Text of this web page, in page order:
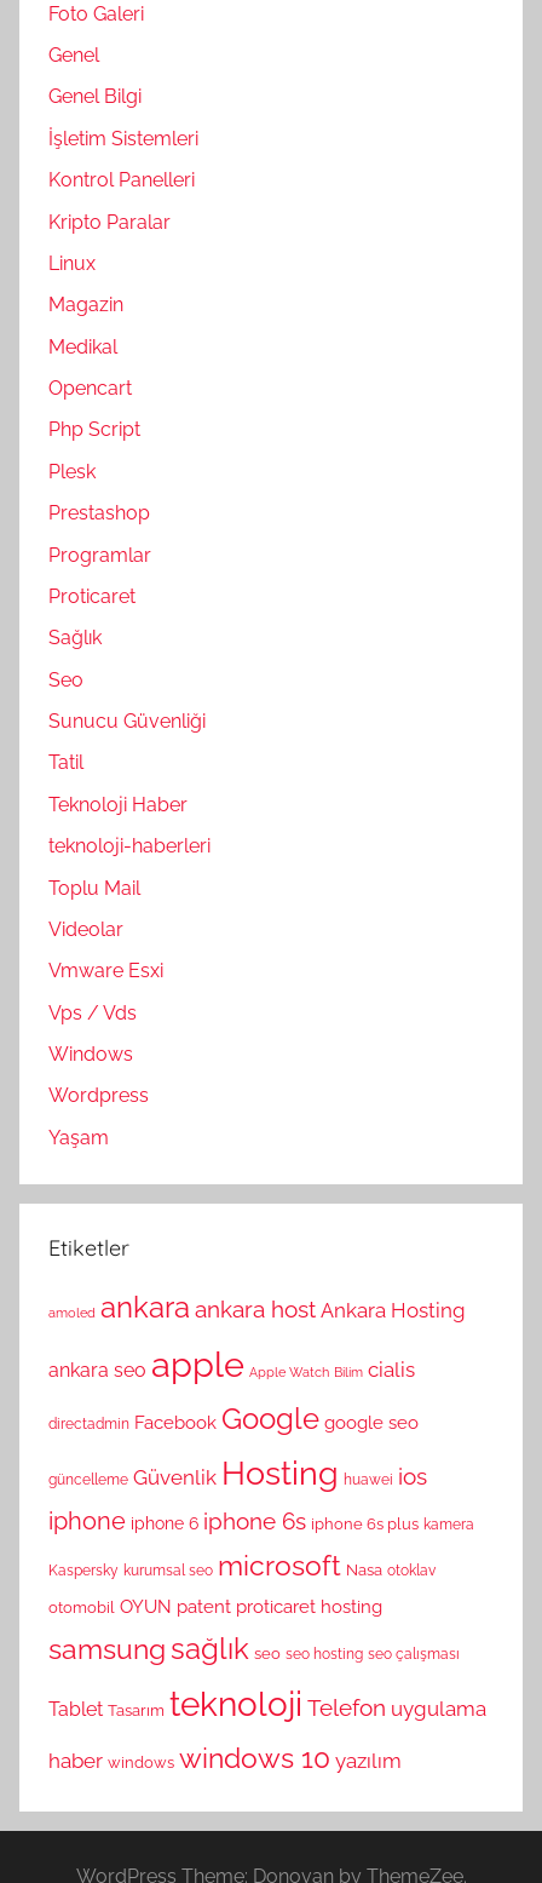
Foto Galeri
Genel
Genel Bilgi
İşletim Sistemleri
Kontrol Panelleri
Kripto Paralar
Linux
Magazin
Medikal
Opencart
Php Script
Plesk
Prestashop
Programlar
Proticaret
Sağlık
Seo
Sunucu Güvenliği
Tatil
Teknoloji Haber
teknoloji-haberleri
Toplu Mail
Videolar
Vmware Esxi
Vps / Vds
Windows
Wordpress
Yaşam
Etiketler
amoled ankara ankara host Ankara Hosting
ankara seo apple Apple Watch Bilim cialis
directadmin Facebook Google google seo
güncelleme Güvenlik Hosting huawei ios
iphone iphone 6 iphone 6s iphone 6s plus kamera
Kaspersky kurumsal seo microsoft Nasa otoklav
otomobil OYUN patent proticaret hosting
samsung sağlık seo seo hosting seo çalışması
Tablet Tasarım teknoloji Telefon uygulama
haber windows windows 10 yazılım
WordPress Theme: Donovan by ThemeZee.